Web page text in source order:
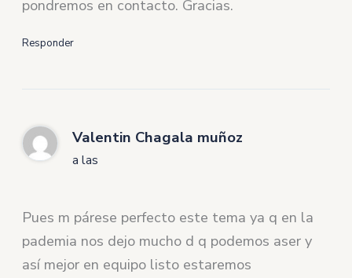
pondremos en contacto. Gracias.
Responder
Valentin Chagala muñoz
a las
Pues m párese perfecto este tema ya q en la
pademia nos dejo mucho d q podemos aser y
así mejor en equipo listo estaremos